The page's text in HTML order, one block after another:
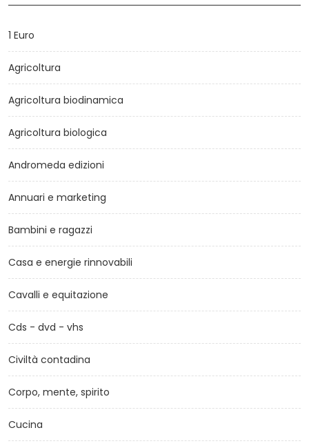
1 Euro
Agricoltura
Agricoltura biodinamica
Agricoltura biologica
Andromeda edizioni
Annuari e marketing
Bambini e ragazzi
Casa e energie rinnovabili
Cavalli e equitazione
Cds - dvd - vhs
Civiltà contadina
Corpo, mente, spirito
Cucina